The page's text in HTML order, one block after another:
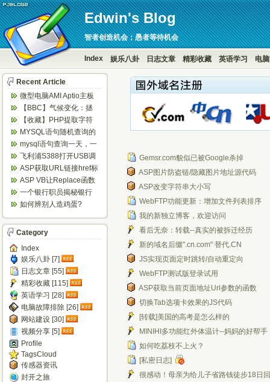
Edwin's Blog
智者创造机会；愚者等待机会
Index 娱乐八卦 日志文章 精彩收藏 英语学习 电
Gemsr.com貌似已被Google杀掉
ASP图片防盗链/隐藏图片地址源代码
ASP改变字符串大小写
WebFTP功能更新：增加文件列表排序
我的新独立博客，欢迎访问
看后无奈：转载--真实的被拆迁经历
新的域名后缀".cn.com" 替代.CN
JS实现页面定时跳转/自动重定向
WebFTP测试版登录试用
ASP获取当前页面地址Url参数的函数
切换Tab选项卡效果的JS代码
[转载]美国的高考是怎么样的
MINIHI多功能红外体温计--妈妈的好帮手
如何吃荔枝不上火？
[私密日志]
很感动！母亲为给儿子省路钱徒步18日
Recent Article
微型电脑AMI Aptio主板
BIOS设置定时开机...
【BBC】气候变化：拯
救地球，6个你意想不到
的方法...
【收藏】PHP提取字符
串中的数字
MYSQL语句随机查询的
实现方法
mysql语句查询一天，一
周等隔日数据
飞利浦S388打开USB调
试方法
ASP获取URL链接href标
签的值
ASP VB让Replace函数
替换不区分大小写 ...
一个银行职员揭秘银行
闹钱荒内幕
如何辨别人造鸡蛋?
Category
Index
娱乐八卦 [7]
日志文章 [55]
精彩收藏 [115]
英语学习 [28]
电脑故障排除 [26]
网站建设 [30]
视频分享 [5]
Profile
TagsCloud
传感器资讯
封开之旅